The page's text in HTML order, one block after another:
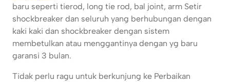
baru seperti tierod, long tie rod, bal joint, arm Setir
shockbreaker dan seluruh yang berhubungan dengan
kaki kaki dan shockbreaker dengan sistem
membetulkan atau menggantinya dengan yg baru
garansi 3 bulan.
Tidak perlu ragu untuk berkunjung ke Perbaikan